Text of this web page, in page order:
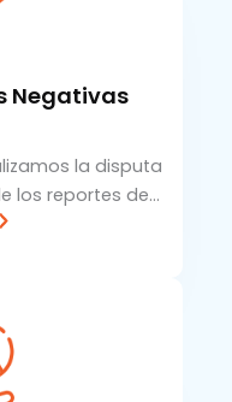
Negativas
la disputa
los reportes de…